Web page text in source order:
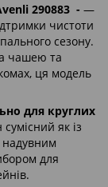
290883 - —
чистоти
сезону.
чашею та
ця модель
для круглих
сумісний як із
надувним
для